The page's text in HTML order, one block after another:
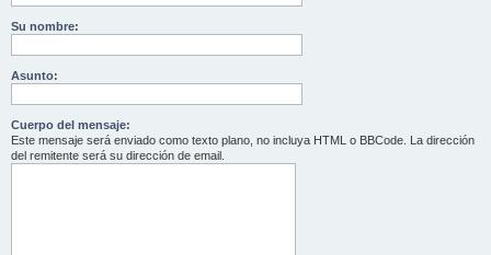
Su nombre:
Asunto:
Cuerpo del mensaje:
Este mensaje será enviado como texto plano, no incluya HTML o BBCode. La dirección
del remitente será su dirección de email.